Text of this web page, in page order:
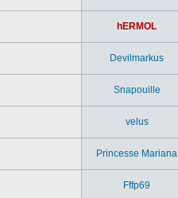
hERMOL
Devilmarkus
Snapouille
velus
Princesse Mariana
Fffp69